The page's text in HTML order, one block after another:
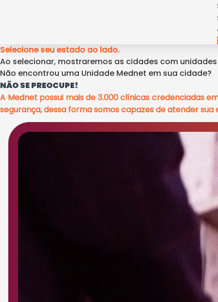
Selecione seu estado ao lado.
Ao selecionar, mostraremos as cidades com
Não encontrou uma Unidade Mednet em sua cidade?
NÃO SE PREOCUPE!
A Mednet possui mais de 3.000 clínicas credenciadas
segurança, dessa forma somos capazes de atender